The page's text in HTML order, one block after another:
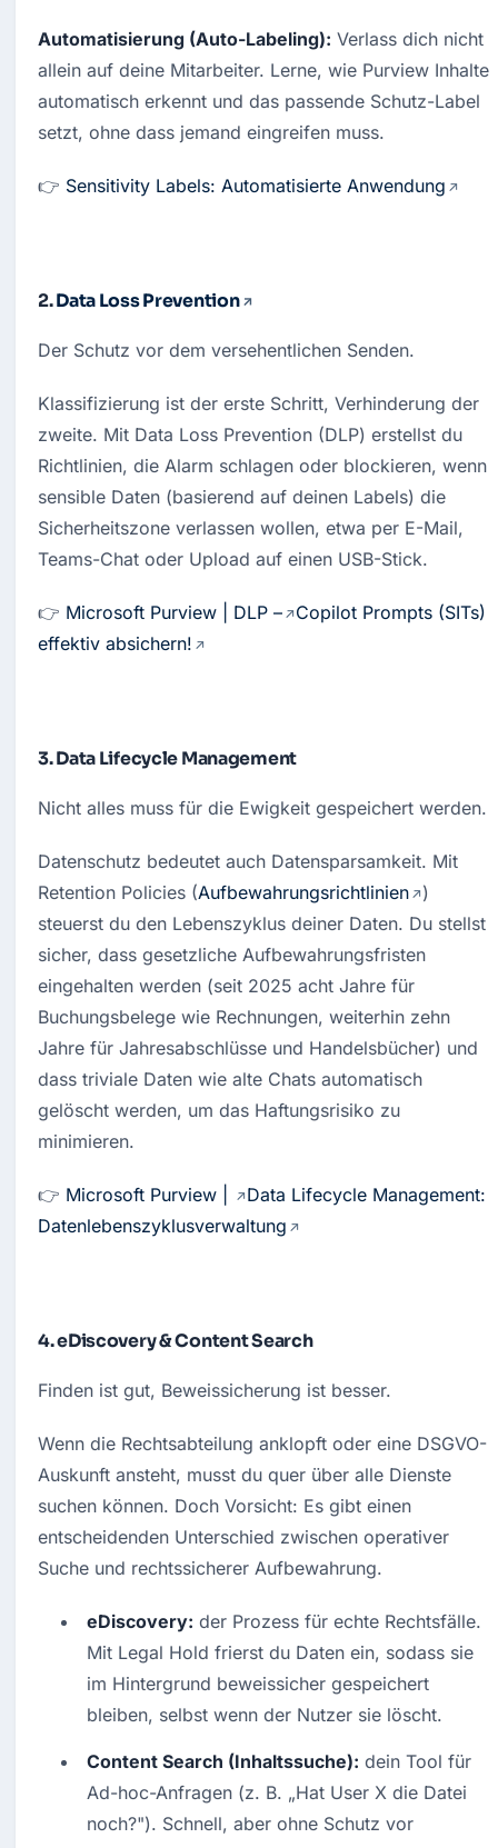
Automatisierung (Auto-Labeling): Verlass dich nicht
allein auf deine Mitarbeiter. Lerne, wie Purview Inhalte
automatisch erkennt und das passende Schutz-Label
setzt, ohne dass jemand eingreifen muss.
👉 Sensitivity Labels: Automatisierte Anwendung
2.Data Loss Prevention
Der Schutz vor dem versehentlichen Senden.
Klassifizierung ist der erste Schritt, Verhinderung der
zweite. Mit Data Loss Prevention (DLP) erstellst du
Richtlinien, die Alarm schlagen oder blockieren, wenn
sensible Daten (basierend auf deinen Labels) die
Sicherheitszone verlassen wollen, etwa per E-Mail,
Teams-Chat oder Upload auf einen USB-Stick.
👉 Microsoft Purview | DLP –
Copilot Prompts (SITs)
effektiv absichern!
3. Data Lifecycle Management
Nicht alles muss für die Ewigkeit gespeichert werden.
Datenschutz bedeutet auch Datensparsamkeit. Mit
Retention Policies (Aufbewahrungsrichtlinien
)
steuerst du den Lebenszyklus deiner Daten. Du stellst
sicher, dass gesetzliche Aufbewahrungsfristen
eingehalten werden (seit 2025 acht Jahre für
Buchungsbelege wie Rechnungen, weiterhin zehn
Jahre für Jahresabschlüsse und Handelsbücher) und
dass triviale Daten wie alte Chats automatisch
gelöscht werden, um das Haftungsrisiko zu
minimieren.
👉 Microsoft Purview |
Data Lifecycle Management:
Datenlebenszyklusverwaltung
4. eDiscovery & Content Search
Finden ist gut, Beweissicherung ist besser.
Wenn die Rechtsabteilung anklopft oder eine DSGVO-
Auskunft ansteht, musst du quer über alle Dienste
suchen können. Doch Vorsicht: Es gibt einen
entscheidenden Unterschied zwischen operativer
Suche und rechtssicherer Aufbewahrung.
eDiscovery: der Prozess für echte Rechtsfälle.
Mit Legal Hold frierst du Daten ein, sodass sie
im Hintergrund beweissicher gespeichert
bleiben, selbst wenn der Nutzer sie löscht.
Content Search (Inhaltssuche): dein Tool für
Ad-hoc-Anfragen (z. B. „Hat User X die Datei
noch?"). Schnell, aber ohne Schutz vor